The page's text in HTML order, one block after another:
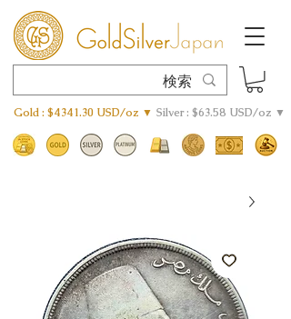
Gold : $4341.30 USD/oz ▼ Silver : $63.58 USD/oz ▼